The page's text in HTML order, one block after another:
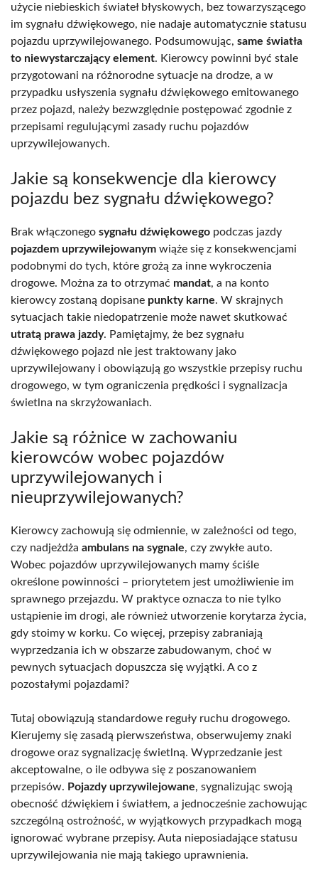
użycie niebieskich świateł błyskowych, bez towarzyszącego
im sygnału dźwiękowego, nie nadaje automatycznie statusu
pojazdu uprzywilejowanego. Podsumowując, same światła
to niewystarczający element. Kierowcy powinni być stale
przygotowani na różnorodne sytuacje na drodze, a w
przypadku usłyszenia sygnału dźwiękowego emitowanego
przez pojazd, należy bezwzględnie postępować zgodnie z
przepisami regulującymi zasady ruchu pojazdów
uprzywilejowanych.
Jakie są konsekwencje dla kierowcy
pojazdu bez sygnału dźwiękowego?
Brak włączonego sygnału dźwiękowego podczas jazdy
pojazdem uprzywilejowanym wiąże się z konsekwencjami
podobnymi do tych, które grożą za inne wykroczenia
drogowe. Można za to otrzymać mandat, a na konto
kierowcy zostaną dopisane punkty karne. W skrajnych
sytuacjach takie niedopatrzenie może nawet skutkować
utratą prawa jazdy. Pamiętajmy, że bez sygnału
dźwiękowego pojazd nie jest traktowany jako
uprzywilejowany i obowiązują go wszystkie przepisy ruchu
drogowego, w tym ograniczenia prędkości i sygnalizacja
świetlna na skrzyżowaniach.
Jakie są różnice w zachowaniu
kierowców wobec pojazdów
uprzywilejowanych i
nieuprzywilejowanych?
Kierowcy zachowują się odmiennie, w zależności od tego,
czy nadjeżdża ambulans na sygnale, czy zwykłe auto.
Wobec pojazdów uprzywilejowanych mamy ściśle
określone powinności – priorytetem jest umożliwienie im
sprawnego przejazdu. W praktyce oznacza to nie tylko
ustąpienie im drogi, ale również utworzenie korytarza życia,
gdy stoimy w korku. Co więcej, przepisy zabraniają
wyprzedzania ich w obszarze zabudowanym, choć w
pewnych sytuacjach dopuszcza się wyjątki. A co z
pozostałymi pojazdami?
Tutaj obowiązują standardowe reguły ruchu drogowego.
Kierujemy się zasadą pierwszeństwa, obserwujemy znaki
drogowe oraz sygnalizację świetlną. Wyprzedzanie jest
akceptowalne, o ile odbywa się z poszanowaniem
przepisów. Pojazdy uprzywilejowane, sygnalizując swoją
obecność dźwiękiem i światłem, a jednocześnie zachowując
szczególną ostrożność, w wyjątkowych przypadkach mogą
ignorować wybrane przepisy. Auta nieposiadające statusu
uprzywilejowania nie mają takiego uprawnienia.